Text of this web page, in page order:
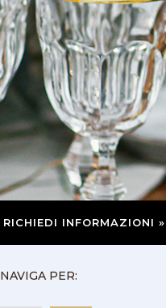
RICHIEDI INFORMAZIONI »
NAVIGA PER: